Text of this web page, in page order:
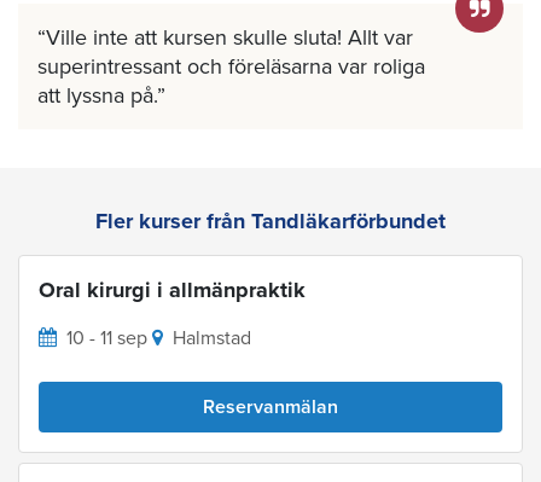
Ville inte att kursen skulle sluta! Allt var
superintressant och föreläsarna var roliga
att lyssna på.
Fler kurser från Tandläkarförbundet
Oral kirurgi i allmänpraktik
10 - 11 sep Halmstad
Reservanmälan